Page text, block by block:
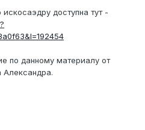
доступна тут -
по данному материалу от
Александра.